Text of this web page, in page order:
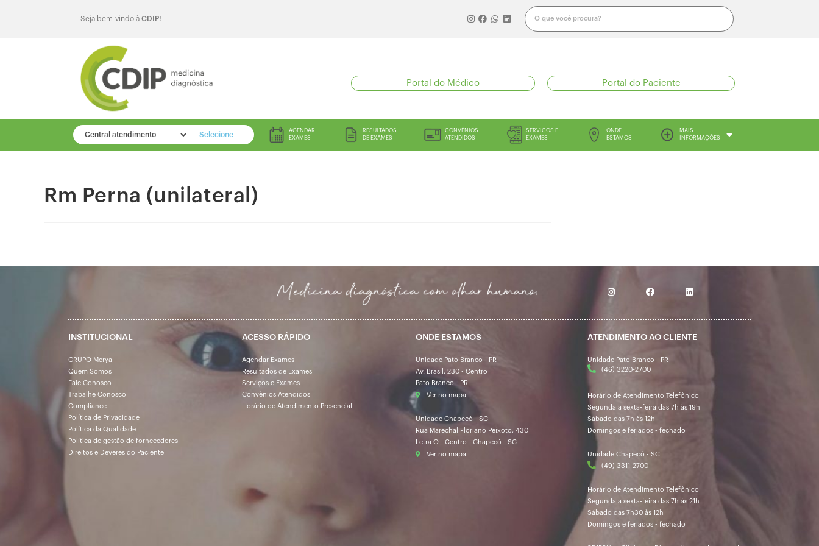
Seja bem-vindo à CDIP!
Portal do Médico Portal do Paciente
Selecione
AGENDAR
EXAMES
RESULTADOS
DE EXAMES
CONVÊNIOS
ATENDIDOS
SERVIÇOS E
EXAMES
ONDE
ESTAMOS
MAIS
INFORMAÇÕES
Rm Perna (unilateral)
INSTITUCIONAL
GRUPO Merya
Quem Somos
Fale Conosco
Trabalhe Conosco
Compliance
Política de Privacidade
Política da Qualidade
Política de gestão de fornecedores
Direitos e Deveres do Paciente
ACESSO RÁPIDO
Agendar Exames
Resultados de Exames
Serviços e Exames
Convênios Atendidos
Horário de Atendimento Presencial
ONDE ESTAMOS
Unidade Pato Branco - PR
Av. Brasil, 230 - Centro
Pato Branco - PR
Ver no mapa
Unidade Chapecó - SC
Rua Marechal Floriano Peixoto, 430
Letra O - Centro - Chapecó - SC
Ver no mapa
ATENDIMENTO AO CLIENTE
Unidade Pato Branco - PR
(46) 3220-2700
Horário de Atendimento Telefônico
Segunda a sexta-feira das 7h às 19h
Sábado das 7h às 12h
Domingos e feriados - fechado
Unidade Chapecó - SC
(49) 3311-2700
Horário de Atendimento Telefônico
Segunda a sexta-feira das 7h às 21h
Sábado das 7h30 às 12h
Domingos e feriados - fechado